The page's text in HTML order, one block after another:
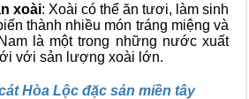
xoài: Xoài có thể ăn tươi, làm sinh
thành nhiều món tráng miệng và
là một trong những nước xuất
với sản lượng xoài lớn.
Hòa Lộc đặc sản miền tây